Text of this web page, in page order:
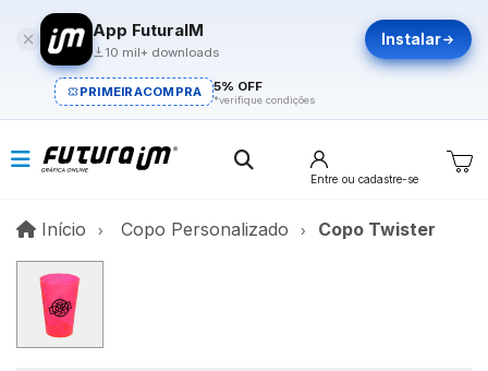
App FuturaIM
10 mil+ downloads
Instalar
PRIMEIRACOMPRA 5% OFF
*verifique condições
Entre ou cadastre-se
Início InícioCopo Personalizado Copo Twister